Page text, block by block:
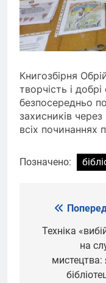
Книгозбірня
творчість і
безпосередньо
захисників
всіх починаннях
Позначено:
Навігація
записів
Техніка
на
мистецтва: